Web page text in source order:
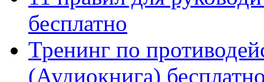
бесплатно
Тренинг по
(Аудиокнига)